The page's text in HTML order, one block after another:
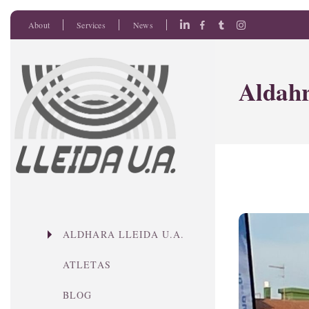
About Services News
ALDHARA LLEIDA U.A.
ATLETAS
BLOG